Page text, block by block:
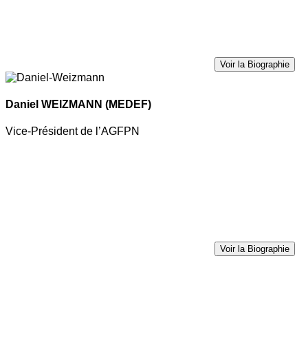
Voir la Biographie
Daniel WEIZMANN (MEDEF)
Vice-Président de l’AGFPN
Voir la Biographie